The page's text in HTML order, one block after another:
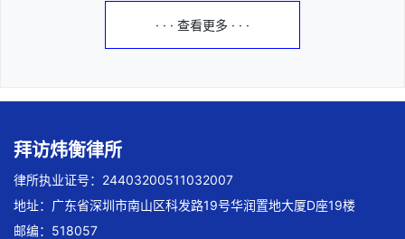
· · · 查看更多 · · ·
拜访炜衡律所
律所执业证号：24403200511032007
地址：广东省深圳市南山区科发路19号华润置地大厦D座19楼
邮编：518057